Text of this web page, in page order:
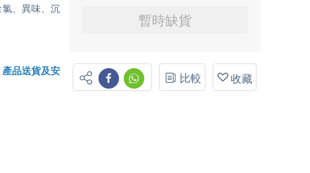
、異味、沉
品送貨及安
暫時缺貨
比較 收藏